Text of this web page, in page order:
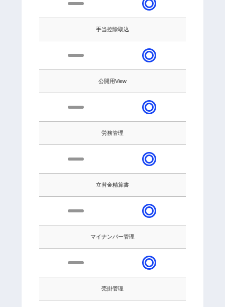
手当控除取込
公開用View
労務管理
立替金精算書
マイナンバー管理
売掛管理